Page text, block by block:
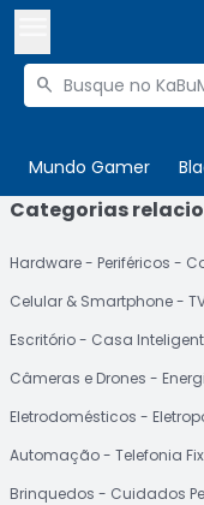
Buscar produtos

Mundo Gamer
Olá. Acesse

Cupons
Mais Vendidos
Categorias
Hardware Periféricos
Celular & Smartphone
Escritório
Casa
Câmeras e Drones
Eletrodomésticos
Automação
Telefonia
Brinquedos
Cuidados